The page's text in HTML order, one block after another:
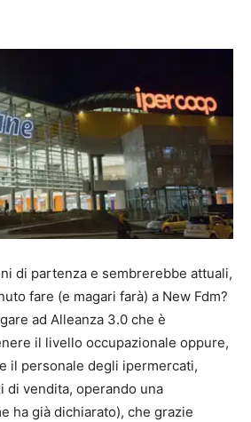
di partenza e sembrerebbe attuali,
fare (e magari farà) a New Fdm?
ad Alleanza 3.0 che è
il livello occupazionale oppure,
il personale degli ipermercati,
di vendita, operando una
ha già dichiarato), che grazie